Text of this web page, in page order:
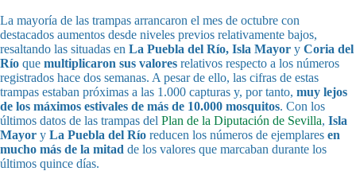
La mayoría de las trampas arrancaron el mes de octubre con
destacados aumentos desde niveles previos relativamente bajos,
resaltando las situadas en La Puebla del Río, Isla Mayor y Coria del
Río que multiplicaron sus valores relativos respecto a los números
registrados hace dos semanas. A pesar de ello, las cifras de estas
trampas estaban próximas a las 1.000 capturas y, por tanto, muy lejos
de los máximos estivales de más de 10.000 mosquitos. Con los
últimos datos de las trampas del Plan de la Diputación de Sevilla, Isla
Mayor y La Puebla del Río reducen los números de ejemplares en
mucho más de la mitad de los valores que marcaban durante los
últimos quince días.